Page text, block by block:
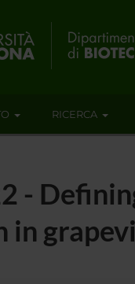
RICERCA
-
in